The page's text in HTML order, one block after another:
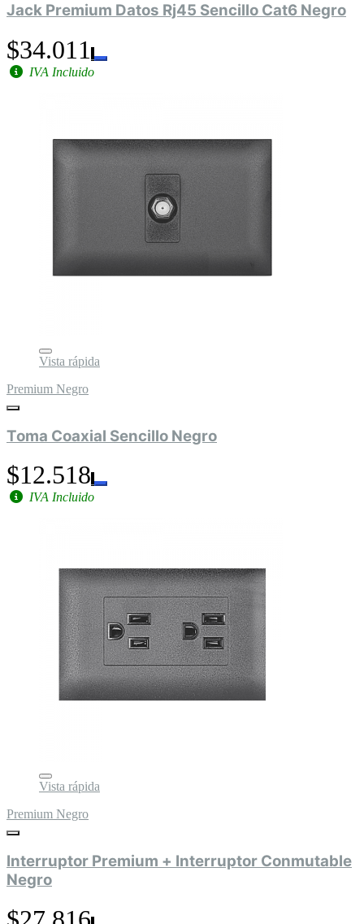
Jack Premium Datos Rj45 Sencillo Cat6 Negro
$34.011
IVA Incluido
Vista rápida
Premium Negro
Toma Coaxial Sencillo Negro
$12.518
IVA Incluido
Vista rápida
Premium Negro
Interruptor Premium + Interruptor Conmutable
Negro